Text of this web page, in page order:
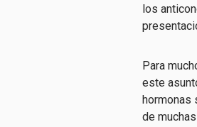
los
Para
este
hormonas
de